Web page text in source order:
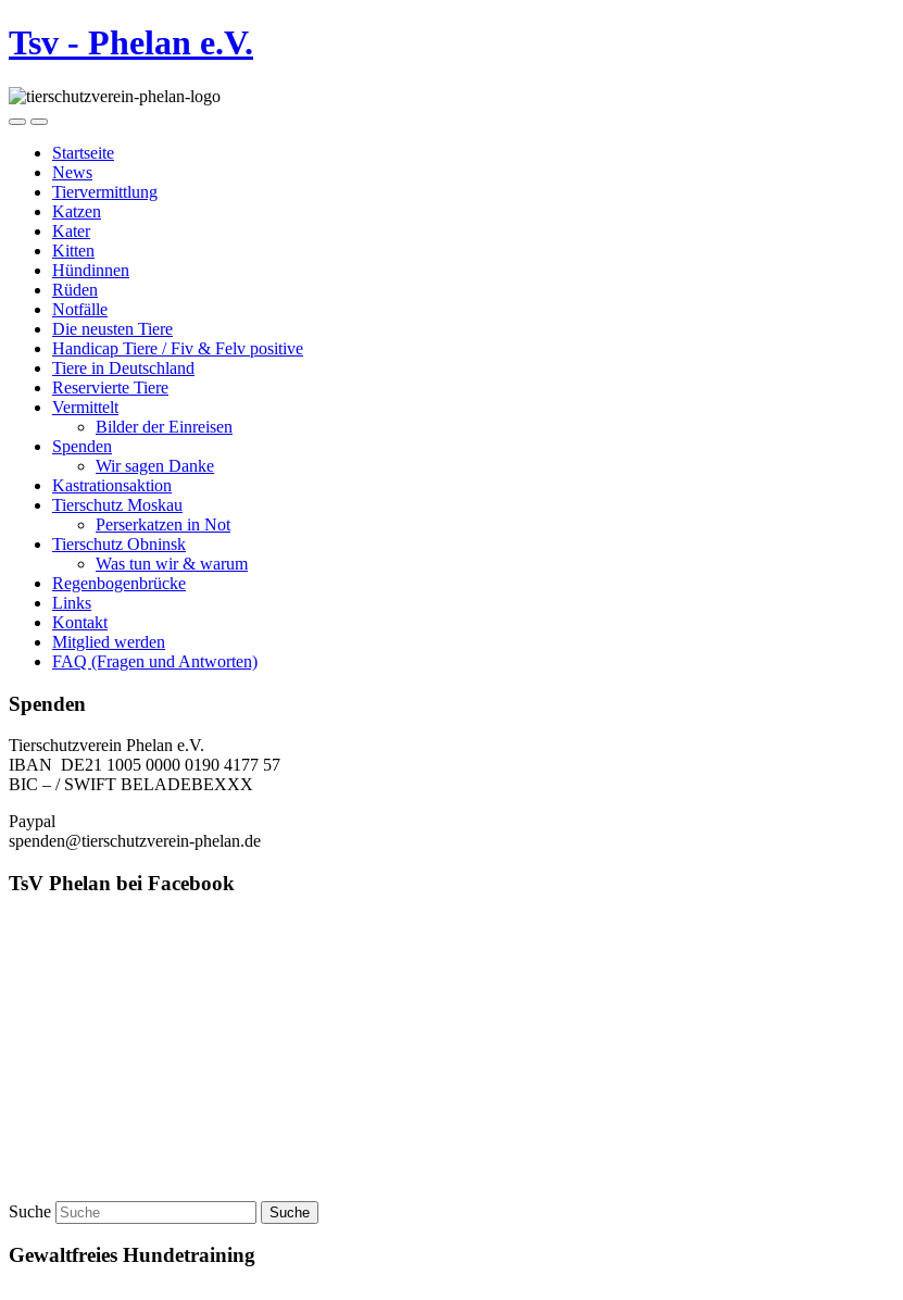
Tsv - Phelan e.V.
Startseite
News
Tiervermittlung
Katzen
Kater
Kitten
Hündinnen
Rüden
Notfälle
Die neusten Tiere
Handicap Tiere / Fiv & Felv positive
Tiere in Deutschland
Reservierte Tiere
Vermittelt
Bilder der Einreisen
Spenden
Wir sagen Danke
Kastrationsaktion
Tierschutz Moskau
Perserkatzen in Not
Tierschutz Obninsk
Was tun wir & warum
Regenbogenbrücke
Links
Kontakt
Mitglied werden
FAQ (Fragen und Antworten)
Spenden
Tierschutzverein Phelan e.V.
IBAN DE21 1005 0000 0190 4177 57
BIC – / SWIFT BELADEBEXXX
Paypal
spenden@tierschutzverein-phelan.de
TsV Phelan bei Facebook
Suche
Gewaltfreies Hundetraining